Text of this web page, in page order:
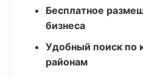
Бесплатное
бизнеса
Удобный поиск по
районам